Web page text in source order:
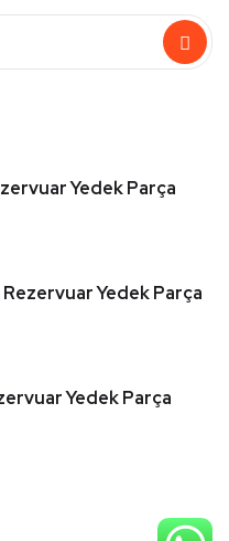
Yedek Parça
Yedek Parça
Yedek Parça